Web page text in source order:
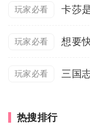
玩家必看
玩家必看
玩家必看 三国
热搜排行